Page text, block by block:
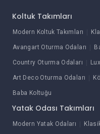
Koltuk Takımları
Modern Koltuk Takımları
Avangart Oturma Odaları
Country Oturma Odaları
Art Deco Oturma Odaları
Baba Koltuğu
Yatak Odası Takımları
Modern Yatak Odaları